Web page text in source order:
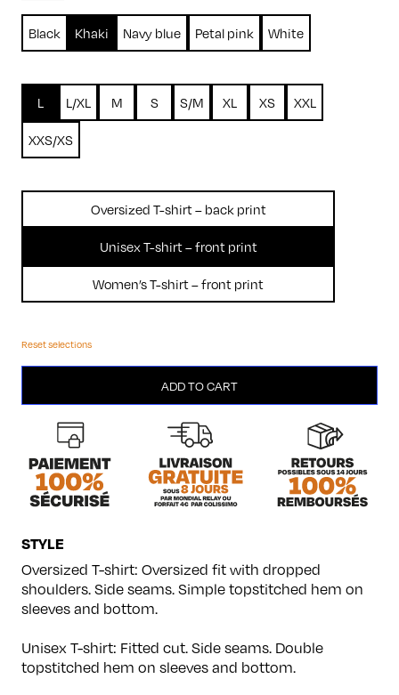
Black Khaki Navy blue Petal pink White
L L/XL M S S/M XL XS XXL
XXS/XS
Oversized T-shirt – back print
Unisex T-shirt – front print
Women’s T-shirt – front print
Reset selections
ADD TO CART
STYLE
Oversized T-shirt: Oversized fit with dropped
shoulders. Side seams. Simple topstitched hem on
sleeves and bottom.
Unisex T-shirt: Fitted cut. Side seams. Double
topstitched hem on sleeves and bottom.